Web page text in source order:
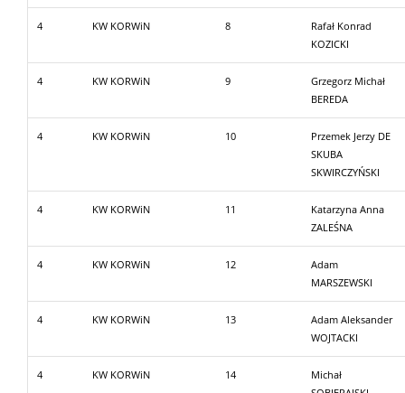
4 KW KORWiN 8
Rafał Konrad
KOZICKI
4 KW KORWiN 9
Grzegorz Michał
BEREDA
4 KW KORWiN 10
Przemek Jerzy DE
SKUBA
SKWIRCZYŃSKI
4 KW KORWiN 11
Katarzyna Anna
ZALEŚNA
4 KW KORWiN 12
Adam
MARSZEWSKI
4 KW KORWiN 13
Adam Aleksander
WOJTACKI
4 KW KORWiN 14
Michał